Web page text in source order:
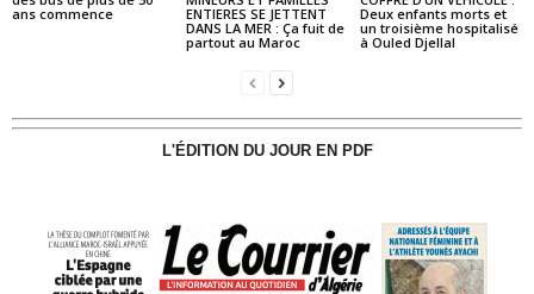
ans commence
ENTIERES SE JETTENT
DANS LA MER : Ça fuit de
partout au Maroc
Deux enfants morts et
un troisième hospitalisé
à Ouled Djellal
L'ÉDITION DU JOUR EN PDF